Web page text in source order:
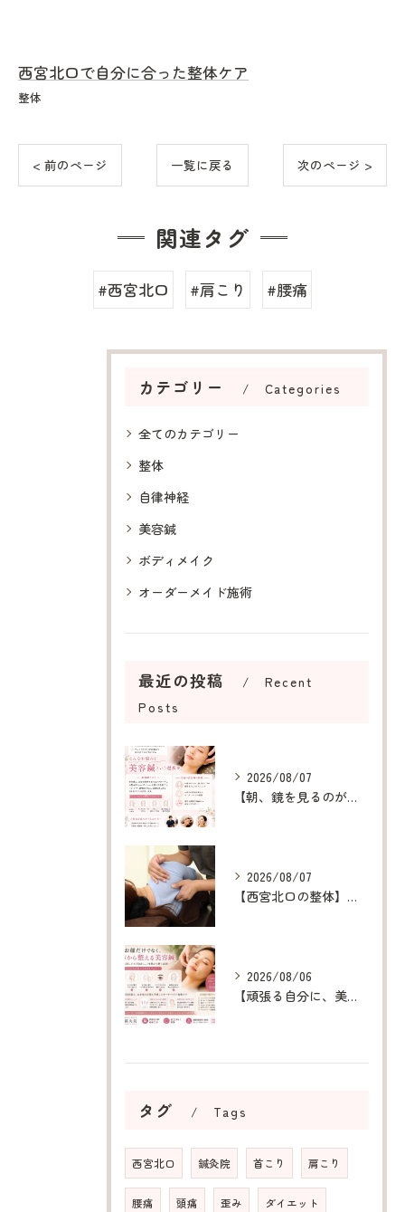
西宮北口で自分に合った整体ケア
整体
< 前のページ 一覧に戻る 次のページ >
関連タグ
#西宮北口 #肩こり #腰痛
カテゴリー Categories
全てのカテゴリー
整体
自律神経
美容鍼
ボディメイク
オーダーメイド施術
最近の投稿
Recent
Posts
2026/08/07
【朝、鏡を見るのが楽しみになる美容鍼】
2026/08/07
【西宮北口の整体】呼吸が浅い原因を整え、深呼吸できる身体へ
2026/08/06
【頑張る自分に、美容鍼というご褒美を】
タグ Tags
西宮北口 鍼灸院 首こり 肩こり
腰痛 頭痛 歪み ダイエット